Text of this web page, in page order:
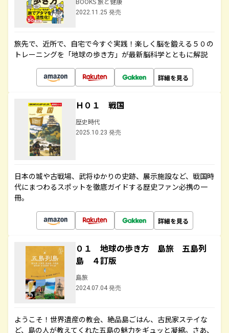
2022.11.25 発売
旅先で、近所で、自宅で今すぐ実践！楽しく脳を鍛える５０の
トレーニングを「地球の歩き方」が最新脳科学とともに解説
詳細を見る
Ｈ０１ 戦国
歴史時代
2025.10.23 発売
日本の城や古戦場、武将ゆかりの史跡、展示施設など、戦国時
代にまつわるスポットを徹底ガイドする歴史ファン必携の一
冊。
詳細を見る
０１ 地球の歩き方 島旅 五島列
島 ４訂版
島旅
2024.07.04 発売
ようこそ！世界遺産の教会、絶品島ごはん、古民家ステイな
ど、島の人が教えてくれた五島の魅力をギュッと凝縮。さあ、